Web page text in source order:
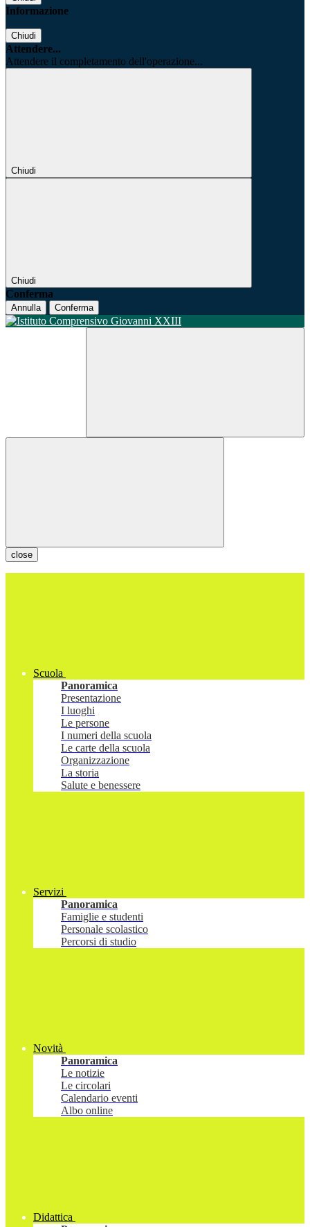
Informazione
Chiudi
Attendere...
Attendere il completamento dell'operazione...
Chiudi
Chiudi
Conferma
Annulla Conferma
close
Scuola
Panoramica
Presentazione
I luoghi
Le persone
I numeri della scuola
Le carte della scuola
Organizzazione
La storia
Salute e benessere
Servizi
Panoramica
Famiglie e studenti
Personale scolastico
Percorsi di studio
Novità
Panoramica
Le notizie
Le circolari
Calendario eventi
Albo online
Didattica